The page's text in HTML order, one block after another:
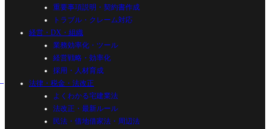
重要事項説明・契約書作成
トラブル・クレーム対応
経営・DX・組織
業務効率化・ツール
経営戦略・効率化
採用・人材育成
法律・税金・法改正
よくわかる宅建業法
法改正・最新ルール
民法・借地借家法・周辺法